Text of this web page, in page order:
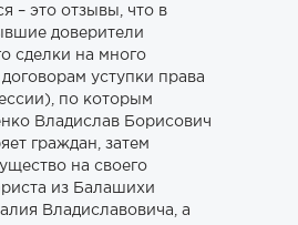
– это отзывы, что в
доверители
сделки на много
уступки права
по которым
Владислав Борисович
граждан, затем
на своего
из Балашихи
Владиславовича, а